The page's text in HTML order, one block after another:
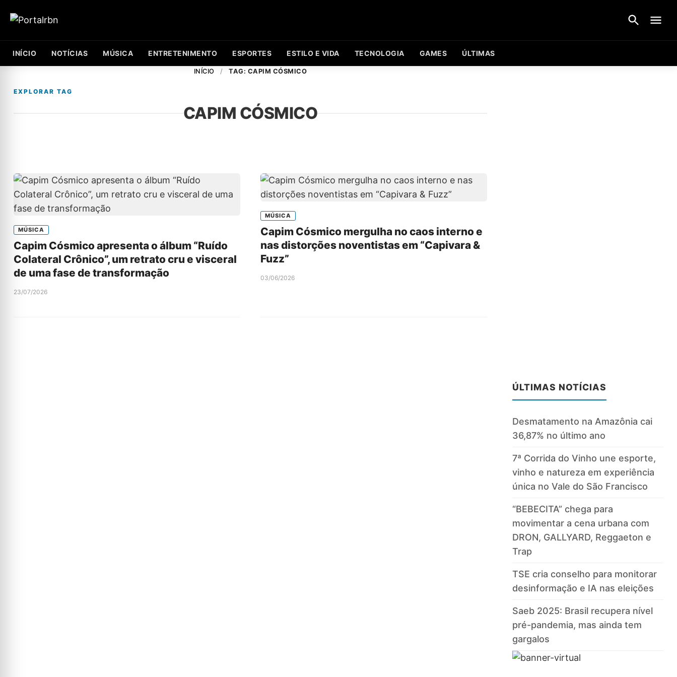
INÍCIO NOTÍCIAS MÚSICA ENTRETENIMENTO ESPORTES ESTILO E VIDA TECNOLOGIA GAMES ÚLTIMAS
INÍCIO / TAG: CAPIM CÓSMICO
EXPLORAR TAG
CAPIM CÓSMICO
MÚSICA
Capim Cósmico apresenta o álbum “Ruído
Colateral Crônico”, um retrato cru e visceral
de uma fase de transformação
23/07/2026
MÚSICA
Capim Cósmico mergulha no caos interno e
nas distorções noventistas em “Capivara &
Fuzz”
03/06/2026
ÚLTIMAS NOTÍCIAS
Desmatamento na Amazônia cai
36,87% no último ano
7ª Corrida do Vinho une esporte,
vinho e natureza em experiência
única no Vale do São Francisco
“BEBECITA” chega para
movimentar a cena urbana com
DRON, GALLYARD, Reggaeton e
Trap
TSE cria conselho para monitorar
desinformação e IA nas eleições
Saeb 2025: Brasil recupera nível
pré-pandemia, mas ainda tem
gargalos